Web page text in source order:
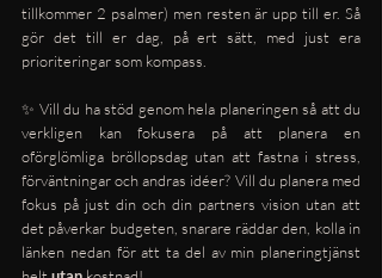
tillkommer 2 psalmer) men resten är upp till er. Så
gör det till er dag, på ert sätt, med just era
prioriteringar som kompass.
✨ Vill du ha stöd genom hela planeringen så att du
verkligen kan fokusera på att planera en
oförglömliga bröllopsdag utan att fastna i stress,
förväntningar och andras idéer? Vill du planera med
fokus på just din och din partners vision utan att
det påverkar budgeten, snarare räddar den, kolla in
länken nedan för att ta del av min planeringtjänst